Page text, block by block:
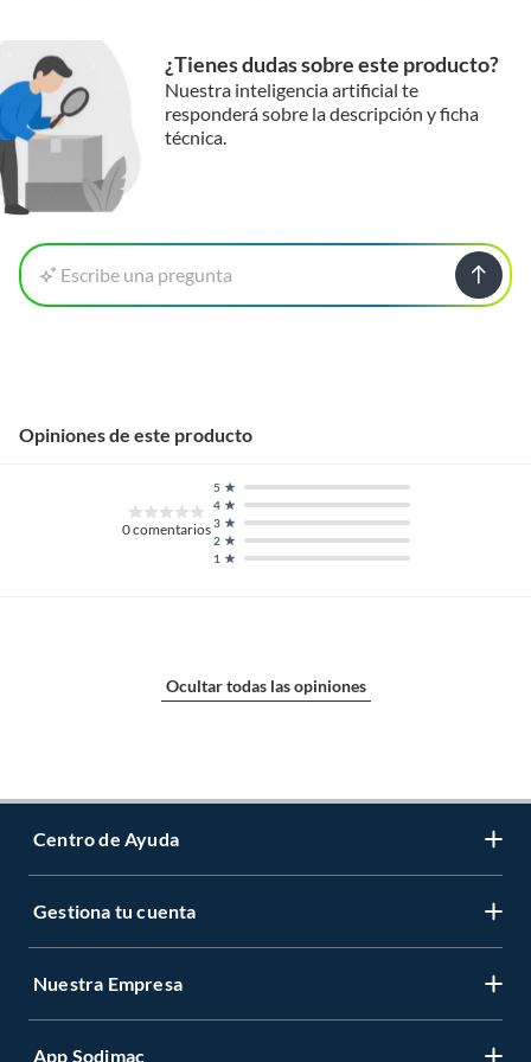
¿Tienes dudas sobre este producto?
Nuestra inteligencia artificial te
responderá sobre la descripción y ficha
técnica.
Escribe una pregunta
Opiniones de este producto
0comentarios
1
2
3
4
5
Ocultar todas las opiniones
Centro de Ayuda
Servicio al Cliente
Venta a empresas
Gestiona tu cuenta
Gestiona tu cuenta
Nuestra Empresa
Nuestras tiendas
App Sodimac